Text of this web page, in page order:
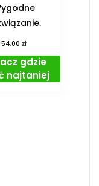
54,00zł
gdzie
najtaniej